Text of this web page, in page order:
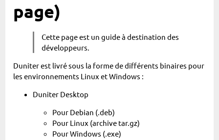
page)
Cette page est un guide à destination des
développeurs.
Duniter est livré sous la forme de différents binaires pour
les environnements Linux et Windows :
Duniter Desktop
Pour Debian (.deb)
Pour Linux (archive tar.gz)
Pour Windows (.exe)